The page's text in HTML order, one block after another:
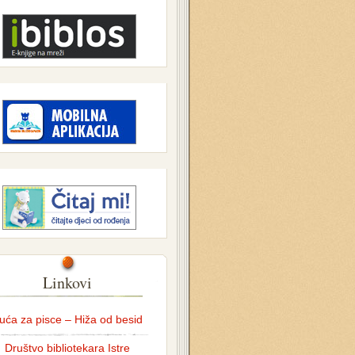
Linkovi
za pisce – Hiža od besid
Društvo bibliotekara Istre